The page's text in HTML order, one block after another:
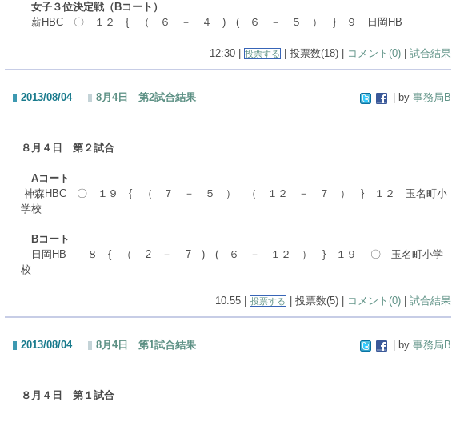
女子３位決定戦（Bコート）
薪HBC 〇 １２ { （ ６ － ４ ) ( ６ － ５ ） } ９ 日岡HB
12:30 | 投票する | 投票数(18) | コメント(0)| 試合結果
2013/08/04 8月4日 第2試合結果 | by 事務局B
８月４日 第２試合
Aコート
神森HBC 〇 １９ { （ ７ － ５ ） （ １２ － ７ ） } １２ 玉名町小
学校
Bコート
日岡HB ８ { （ 2 － 7 ) ( ６ － １２ ） } １９ 〇 玉名町小学
校
10:55 | 投票する | 投票数(5) | コメント(0)| 試合結果
2013/08/04 8月4日 第1試合結果 | by 事務局B
８月４日 第１試合